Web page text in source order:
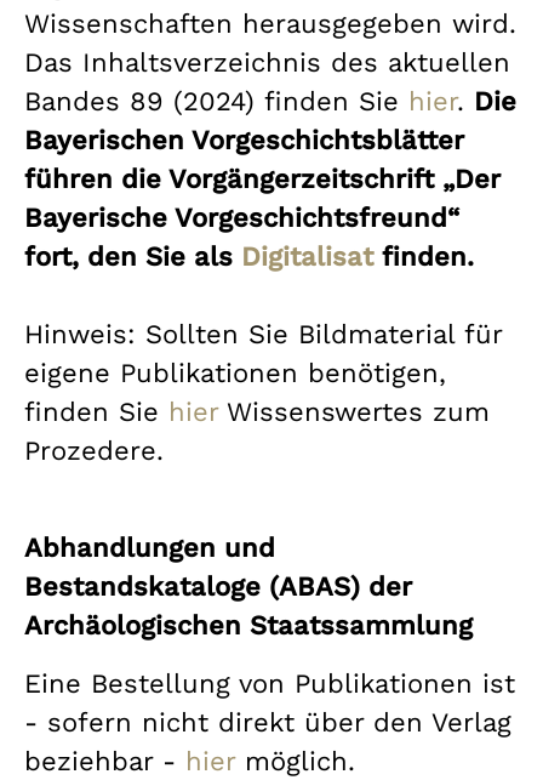
Wissenschaften herausgegeben wird.
Das Inhaltsverzeichnis des aktuellen
Bandes 89 (2024) finden Sie hier. Die
Bayerischen Vorgeschichtsblätter
führen die Vorgängerzeitschrift „Der
Bayerische Vorgeschichtsfreund“
fort, den Sie als Digitalisatfinden.
Hinweis: Sollten Sie Bildmaterial für
eigene Publikationen benötigen,
finden Sie hierWissenswertes zum
Prozedere.
Abhandlungen und
Bestandskataloge (ABAS) der
Archäologischen Staatssammlung
Eine Bestellung von Publikationen ist
- sofern nicht direkt über den Verlag
beziehbar - hier möglich.